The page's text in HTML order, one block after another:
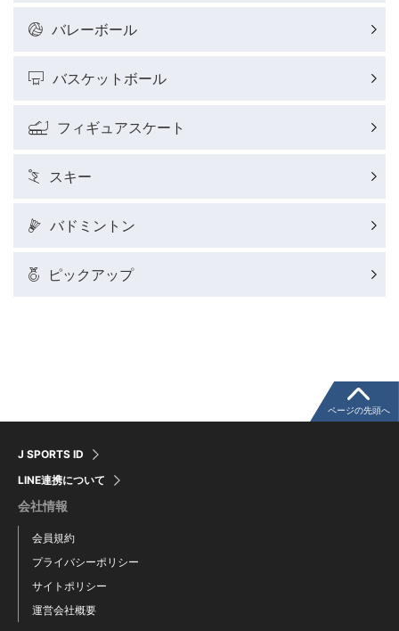
バスケットボールレポート
F1コラム
バレーボール
バスケットボール
フィギュアスケート
スキー
バドミントン
ピックアップ
J SPORTS ID
LINE連携について
会社情報
会員規約
プライバシーポリシー
サイトポリシー
運営会社概要
ページの先頭へ